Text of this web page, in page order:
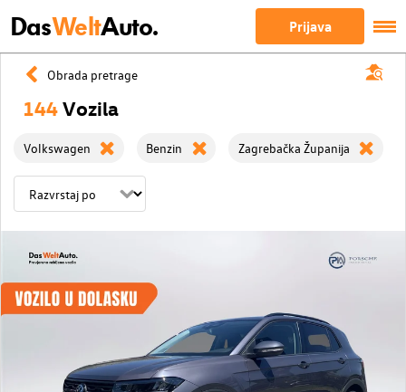
DasWeltAuto. Prijava
Obrada pretrage
144Vozila
Volkswagen Benzin Zagrebačka Županija